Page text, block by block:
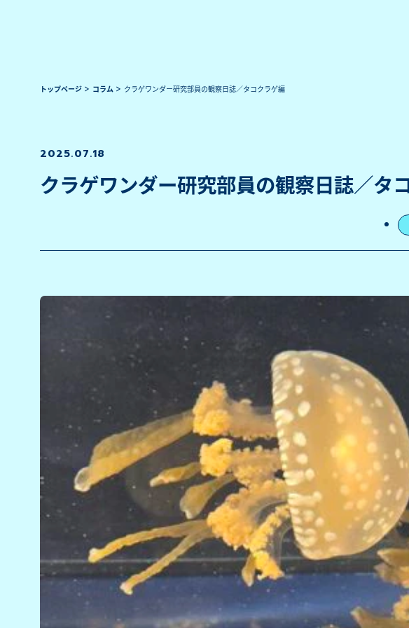
トップページ コラム クラゲワンダー研究部員の観察日誌／タコクラゲ編
2025.07.18
クラゲワンダー研究部員の観察日誌／タ